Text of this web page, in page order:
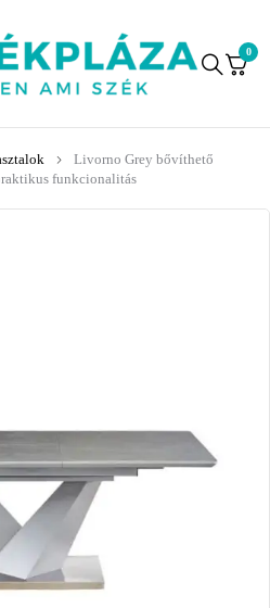
0
Livorno Grey bővíthető
funkcionalitás